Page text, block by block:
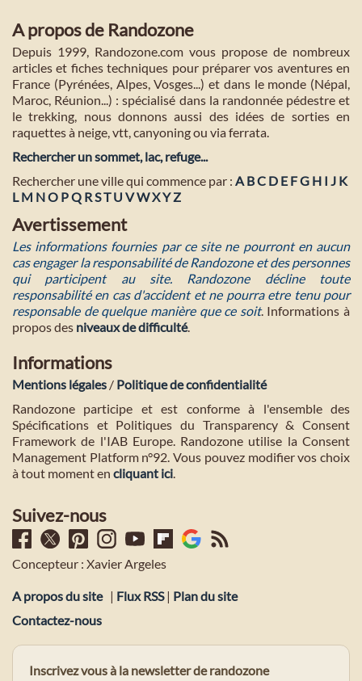
A propos de Randozone
Depuis 1999, Randozone.com vous propose de nombreux
articles et fiches techniques pour préparer vos aventures en
France (Pyrénées, Alpes, Vosges...) et dans le monde (Népal,
Maroc, Réunion...) : spécialisé dans la randonnée pédestre et
le trekking, nous donnons aussi des idées de sorties en
raquettes à neige, vtt, canyoning ou via ferrata.
Rechercher un sommet, lac, refuge...
Rechercher une ville qui commence par : A BC D E FG H I J K
L M NO PQ R ST U VWXY Z
Avertissement
Les informations fournies par ce site ne pourront en aucun
cas engager la responsabilité de Randozone et des personnes
qui participent au site. Randozone décline toute
responsabilité en cas d'accident et ne pourra etre tenu pour
responsable de quelque manière que ce soit. Informations à
propos des niveaux de difficulté.
Informations
Mentions légales / Politique de confidentialité
Randozone participe et est conforme à l'ensemble des
Spécifications et Politiques du Transparency & Consent
Framework de l'IAB Europe. Randozone utilise la Consent
Management Platform n°92. Vous pouvez modifier vos choix
à tout moment en cliquant ici
Suivez-nous
Concepteur : Xavier Argeles
A propos du site | Flux RSS| Plan du site
Contactez-nous
Inscrivez vous à la newsletter de randozone